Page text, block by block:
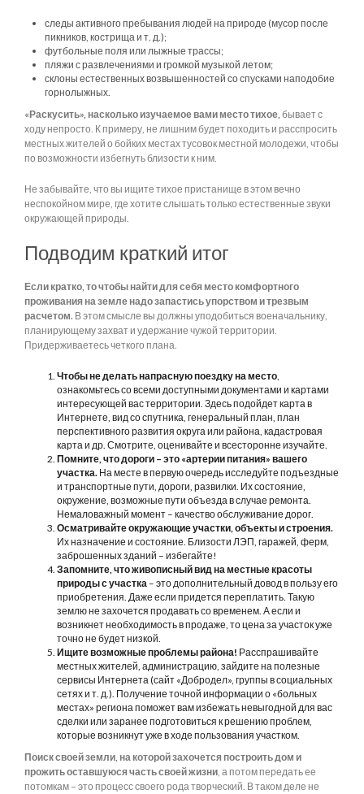
следы активного пребывания людей на природе (мусор после
пикников, кострища и т. д.);
футбольные поля или лыжные трассы;
пляжи с развлечениями и громкой музыкой летом;
склоны естественных возвышенностей со спусками наподобие
горнолыжных.
«Раскусить», насколько изучаемое вами место тихое, бывает с
ходу непросто. К примеру, не лишним будет походить и расспросить
местных жителей о бойких местах тусовок местной молодежи, чтобы
по возможности избегнуть близости к ним.
Не забывайте, что вы ищите тихое пристанище в этом вечно
неспокойном мире, где хотите слышать только естественные звуки
окружающей природы.
Подводим краткий итог
Если кратко, то чтобы найти для себя место комфортного
проживания на земле надо запастись упорством и трезвым
расчетом. В этом смысле вы должны уподобиться военачальнику,
планирующему захват и удержание чужой территории.
Придерживаетесь четкого плана.
Чтобы не делать напрасную поездку на место,
ознакомьтесь со всеми доступными документами и картами
интересующей вас территории. Здесь подойдет карта в
Интернете, вид со спутника, генеральный план, план
перспективного развития округа или района, кадастровая
карта и др. Смотрите, оценивайте и всесторонне изучайте.
Помните, что дороги – это «артерии питания» вашего
участка. На месте в первую очередь исследуйте подъездные
и транспортные пути, дороги, развилки. Их состояние,
окружение, возможные пути объезда в случае ремонта.
Немаловажный момент – качество обслуживание дорог.
Осматривайте окружающие участки, объекты и строения.
Их назначение и состояние. Близости ЛЭП, гаражей, ферм,
заброшенных зданий – избегайте!
Запомните, что живописный вид на местные красоты
природы с участка – это дополнительный довод в пользу его
приобретения. Даже если придется переплатить. Такую
землю не захочется продавать со временем. А если и
возникнет необходимость в продаже, то цена за участок уже
точно не будет низкой.
Ищите возможные проблемы района! Расспрашивайте
местных жителей, администрацию, зайдите на полезные
сервисы Интернета (сайт «Добродел», группы в социальных
сетях и т. д.). Получение точной информации о «больных
местах» региона поможет вам избежать невыгодной для вас
сделки или заранее подготовиться к решению проблем,
которые возникнут уже в ходе пользования участком.
Поиск своей земли, на которой захочется построить дом и
прожить оставшуюся часть своей жизни, а потом передать ее
потомкам – это процесс своего рода творческий. В таком деле не